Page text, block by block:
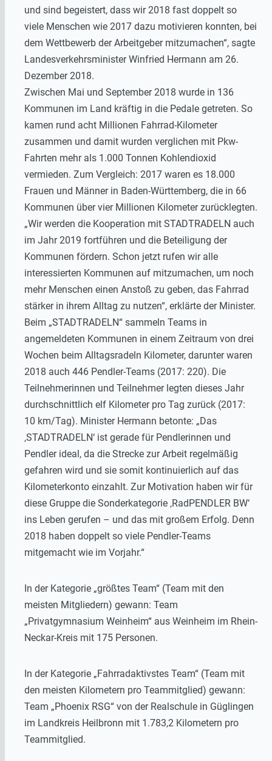
und sind begeistert, dass wir 2018 fast doppelt so
viele Menschen wie 2017 dazu motivieren konnten, bei
dem Wettbewerb der Arbeitgeber mitzumachen“, sagte
Landesverkehrsminister Winfried Hermann am 26.
Dezember 2018.
Zwischen Mai und September 2018 wurde in 136
Kommunen im Land kräftig in die Pedale getreten. So
kamen rund acht Millionen Fahrrad-Kilometer
zusammen und damit wurden verglichen mit Pkw-
Fahrten mehr als 1.000 Tonnen Kohlendioxid
vermieden. Zum Vergleich: 2017 waren es 18.000
Frauen und Männer in Baden-Württemberg, die in 66
Kommunen über vier Millionen Kilometer zurücklegten.
„Wir werden die Kooperation mit STADTRADELN auch
im Jahr 2019 fortführen und die Beteiligung der
Kommunen fördern. Schon jetzt rufen wir alle
interessierten Kommunen auf mitzumachen, um noch
mehr Menschen einen Anstoß zu geben, das Fahrrad
stärker in ihrem Alltag zu nutzen“, erklärte der Minister.
Beim „STADTRADELN“ sammeln Teams in
angemeldeten Kommunen in einem Zeitraum von drei
Wochen beim Alltagsradeln Kilometer, darunter waren
2018 auch 446 Pendler-Teams (2017: 220). Die
Teilnehmerinnen und Teilnehmer legten dieses Jahr
durchschnittlich elf Kilometer pro Tag zurück (2017:
10 km/Tag). Minister Hermann betonte: „Das
‚STADTRADELN‘ ist gerade für Pendlerinnen und
Pendler ideal, da die Strecke zur Arbeit regelmäßig
gefahren wird und sie somit kontinuierlich auf das
Kilometerkonto einzahlt. Zur Motivation haben wir für
diese Gruppe die Sonderkategorie ‚RadPENDLER BW‘
ins Leben gerufen – und das mit großem Erfolg. Denn
2018 haben doppelt so viele Pendler-Teams
mitgemacht wie im Vorjahr.“
In der Kategorie „größtes Team“ (Team mit den
meisten Mitgliedern) gewann: Team
„Privatgymnasium Weinheim“ aus Weinheim im Rhein-
Neckar-Kreis mit 175 Personen.
In der Kategorie „Fahrradaktivstes Team“ (Team mit
den meisten Kilometern pro Teammitglied) gewann:
Team „Phoenix RSG“ von der Realschule in Güglingen
im Landkreis Heilbronn mit 1.783,2 Kilometern pro
Teammitglied.